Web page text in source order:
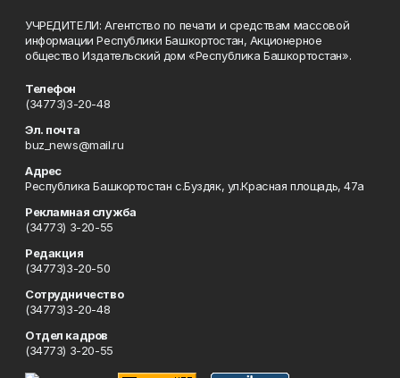
УЧРЕДИТЕЛИ: Агентство по печати и средствам массовой
информации Республики Башкортостан, Акционерное
общество Издательский дом «Республика Башкортостан».
Телефон
(34773)3-20-48
Эл. почта
buz_news@mail.ru
Адрес
Республика Башкортостан с.Буздяк, ул.Красная площадь, 47а
Рекламная служба
(34773) 3-20-55
Редакция
(34773)3-20-50
Сотрудничество
(34773)3-20-48
Отдел кадров
(34773) 3-20-55